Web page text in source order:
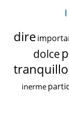
dire
dolce
tranquillo
inerme